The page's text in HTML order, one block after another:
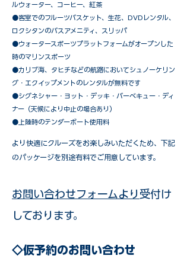
ルウォーター、コーヒー、紅茶
●客室でのフルーツバスケット、生花、DVDレンタル、
ロクシタンのバスアメニティ、スリッパ
●ウォータースポーツプラットフォームがオープンした
時のマリンスポーツ
●カリブ海、タヒチなどの航路においてシュノーケリン
グ・エクイップメントのレンタルが無料です
​●シグネシャー・ヨット・デッキ・バーベキュー・ディ
ナー（天候により中止の場合あり）
●上陸時のテンダーボート使用料
​より快適にクルーズをお楽しみいただくため、下記
のパッケージを別途有料でご用意しています。​
お問い合わせフォームより 受付け
しております。
◇仮予約のお問い合わせ